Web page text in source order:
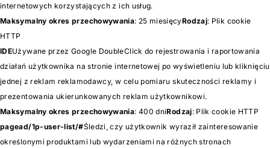
internetowych korzystających z ich usług.
Maksymalny okres przechowywania: 25 miesięcyRodzaj: Plik cookie
HTTP
IDEUżywane przez Google DoubleClick do rejestrowania i raportowania
działań użytkownika na stronie internetowej po wyświetleniu lub kliknięciu
jednej z reklam reklamodawcy, w celu pomiaru skuteczności reklamy i
prezentowania ukierunkowanych reklam użytkownikowi.
Maksymalny okres przechowywania: 400 dniRodzaj: Plik cookie HTTP
pagead/1p-user-list/#Śledzi, czy użytkownik wyraził zainteresowanie
określonymi produktami lub wydarzeniami na różnych stronach